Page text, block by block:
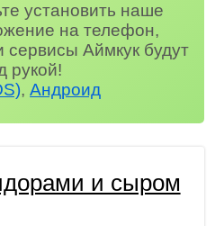
установить наше
на телефон,
сервисы Аймкук будут
рукой!
,Андроид
и сыром